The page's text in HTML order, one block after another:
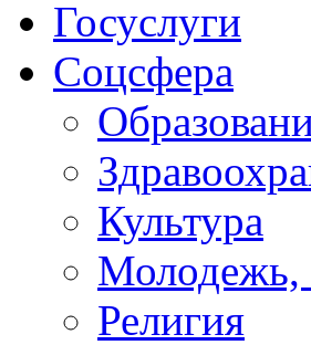
Госуслуги
Соцсфера
Культура
Молодежь,
Религия